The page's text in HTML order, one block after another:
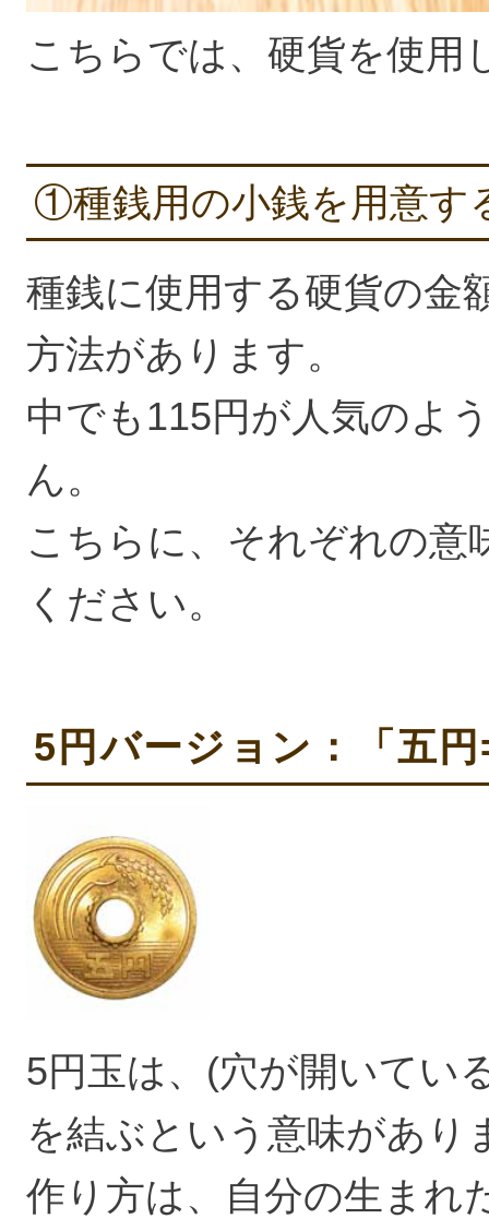
こちらでは、硬貨を使用
①種銭用の小銭を用意す
種銭に使用する硬貨の金
方法があります。
中でも115円が人気のよ
ん。
こちらに、それぞれの
ください。
5円バージョン：「五
5円玉は、(穴が開いてい
を結ぶという意味があり
作り方は、自分の生まれ